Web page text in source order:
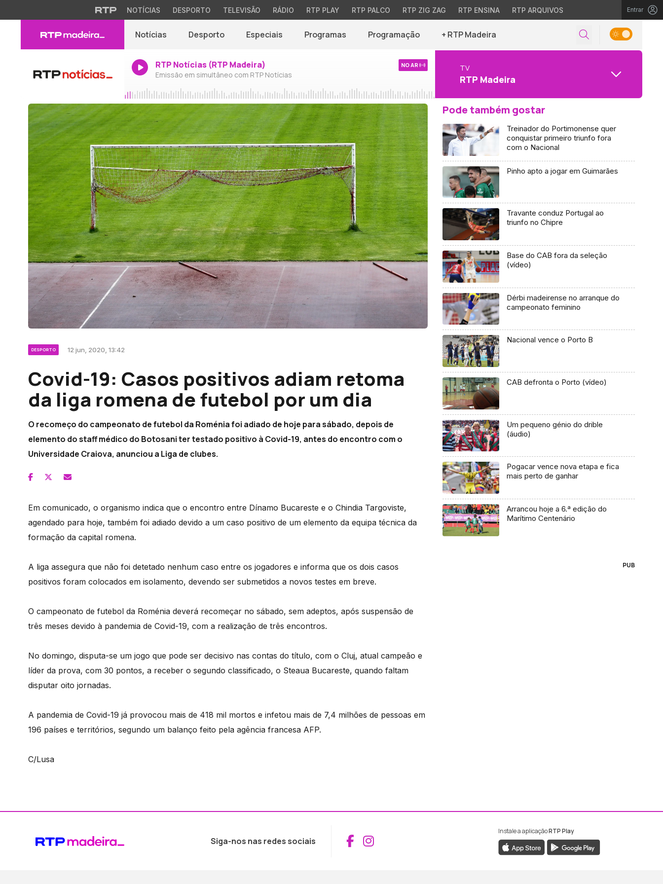
NOTÍCIAS DESPORTO TELEVISÃO RÁDIO RTP PLAY RTP PALCO RTP ZIG ZAG RTP ENSINA RTP ARQUIVOS Entrar
Notícias Desporto Especiais Programas Programação + RTP Madeira
RTP Notícias (RTP Madeira)
Emissão em simultâneo com RTP Notícias
NO AR TV
RTP Madeira
DESPORTO 12 jun, 2020, 13:42
Covid-19: Casos positivos adiam retoma
da liga romena de futebol por um dia
O recomeço do campeonato de futebol da Roménia foi adiado de hoje para sábado, depois de
elemento do staff médico do Botosani ter testado positivo à Covid-19, antes do encontro com o
Universidade Craiova, anunciou a Liga de clubes.
Em comunicado, o organismo indica que o encontro entre Dínamo Bucareste e o Chindia Targoviste,
agendado para hoje, também foi adiado devido a um caso positivo de um elemento da equipa técnica da
formação da capital romena.
A liga assegura que não foi detetado nenhum caso entre os jogadores e informa que os dois casos
positivos foram colocados em isolamento, devendo ser submetidos a novos testes em breve.
O campeonato de futebol da Roménia deverá recomeçar no sábado, sem adeptos, após suspensão de
três meses devido à pandemia de Covid-19, com a realização de três encontros.
No domingo, disputa-se um jogo que pode ser decisivo nas contas do título, com o Cluj, atual campeão e
líder da prova, com 30 pontos, a receber o segundo classificado, o Steaua Bucareste, quando faltam
disputar oito jornadas.
A pandemia de Covid-19 já provocou mais de 418 mil mortos e infetou mais de 7,4 milhões de pessoas em
196 países e territórios, segundo um balanço feito pela agência francesa AFP.
C/Lusa
Pode também gostar
Treinador do Portimonense quer
conquistar primeiro triunfo fora
com o Nacional
Pinho apto a jogar em Guimarães
Travante conduz Portugal ao
triunfo no Chipre
Base do CAB fora da seleção
(vídeo)
Dérbi madeirense no arranque do
campeonato feminino
Nacional vence o Porto B
CAB defronta o Porto (vídeo)
Um pequeno génio do drible
(áudio)
Pogacar vence nova etapa e fica
mais perto de ganhar
Arrancou hoje a 6.ª edição do
Marítimo Centenário
PUB
Siga-nos nas redes sociais Aceder ao Facebook da RTP Madeira
Aceder ao Instagram da RTP Madeira
Instale a aplicaçãoRTP Play